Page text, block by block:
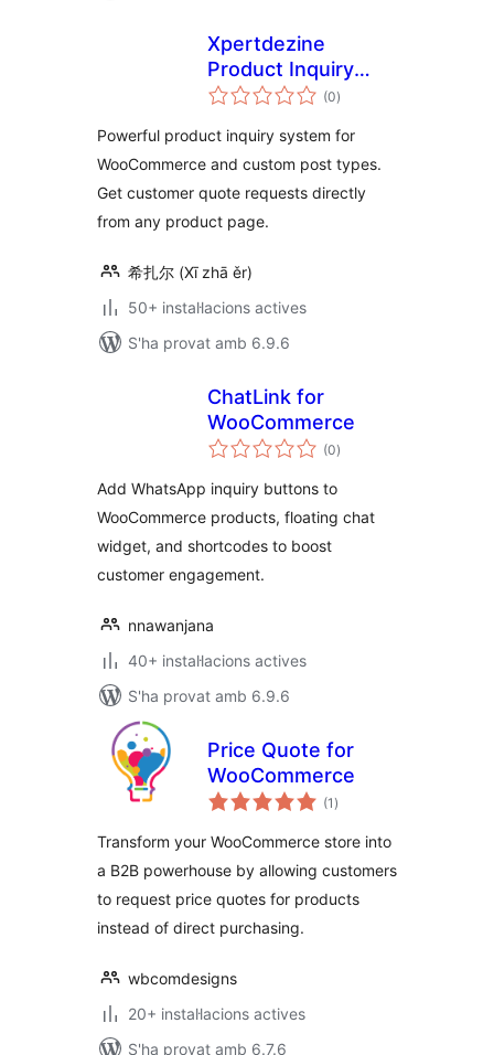
Xpertdezine
Product Inquiry
Manager
(0puntuacions
totals
)
Powerful product inquiry system for
WooCommerce and custom post types.
Get customer quote requests directly
from any product page.
希扎尔 (Xī zhā ěr)
50+ instal·lacions actives
S'ha provat amb 6.9.6
ChatLink for
WooCommerce
(0puntuacions
totals
)
Add WhatsApp inquiry buttons to
WooCommerce products, floating chat
widget, and shortcodes to boost
customer engagement.
nnawanjana
40+ instal·lacions actives
S'ha provat amb 6.9.6
Price Quote for
WooCommerce
(1 puntuacions
totals
)
Transform your WooCommerce store into
a B2B powerhouse by allowing customers
to request price quotes for products
instead of direct purchasing.
wbcomdesigns
20+ instal·lacions actives
S'ha provat amb 6.7.6